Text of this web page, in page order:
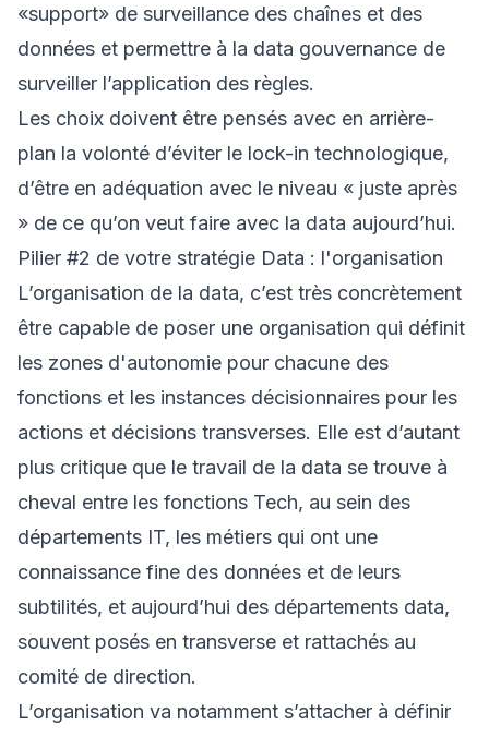
«support» de surveillance des chaînes et des
données et permettre à la data gouvernance de
surveiller l’application des règles.
Les choix doivent être pensés avec en arrière-
plan la volonté d’éviter le lock-in technologique,
d’être en adéquation avec le niveau « juste après
» de ce qu’on veut faire avec la data aujourd’hui.
Pilier #2 de votre stratégie Data : l'organisation
L’organisation de la data, c’est très concrètement
être capable de poser une organisation qui définit
les zones d'autonomie pour chacune des
fonctions et les instances décisionnaires pour les
actions et décisions transverses. Elle est d’autant
plus critique que le travail de la data se trouve à
cheval entre les fonctions Tech, au sein des
départements IT, les métiers qui ont une
connaissance fine des données et de leurs
subtilités, et aujourd’hui des départements data,
souvent posés en transverse et rattachés au
comité de direction.
L’organisation va notamment s’attacher à définir